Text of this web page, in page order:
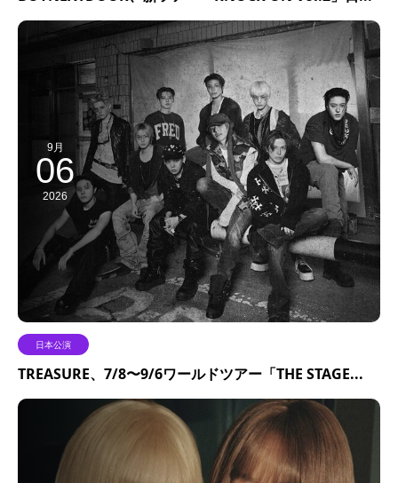
9月
06
2026
日本公演
TREASURE、7/8〜9/6ワールドツアー「THE STAGE...